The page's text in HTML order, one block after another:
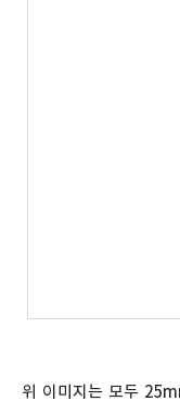
위 이미지는 모두